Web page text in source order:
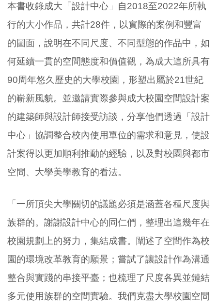
本書收錄成大「設計中心」自2018至2022年所執
行的大小作品，共計28件，以實際的案例和豐富
的圖面，說明在不同尺度、不同型態的作品中，如
何延續一貫的空間態度和價值觀，為成大這所具有
90周年悠久歷史的大學校園，形塑出屬於21世紀
的嶄新風貌。並邀請實際參與成大校園空間設計案
的建築師與設計師接受訪談，分享他們透過「設計
中心」協調整合校內使用單位的需求和意見，使設
計案得以更加順利推動的經驗，以及對校園與都市
空間、大學美學教育的看法。
「一所頂尖大學關切的議題必須是涵蓋各種尺度與
族群的。謝謝設計中心的同仁們，整理出這幾年在
校園規劃上的努力，集結成書。闡述了空間作為校
園的環境改革教育的願景；嘗試了讓設計作為溝通
整合與實踐的串接平臺；也梳理了尺度各異並鏈結
多元使用族群的空間實驗。我們克盡大學校園空間